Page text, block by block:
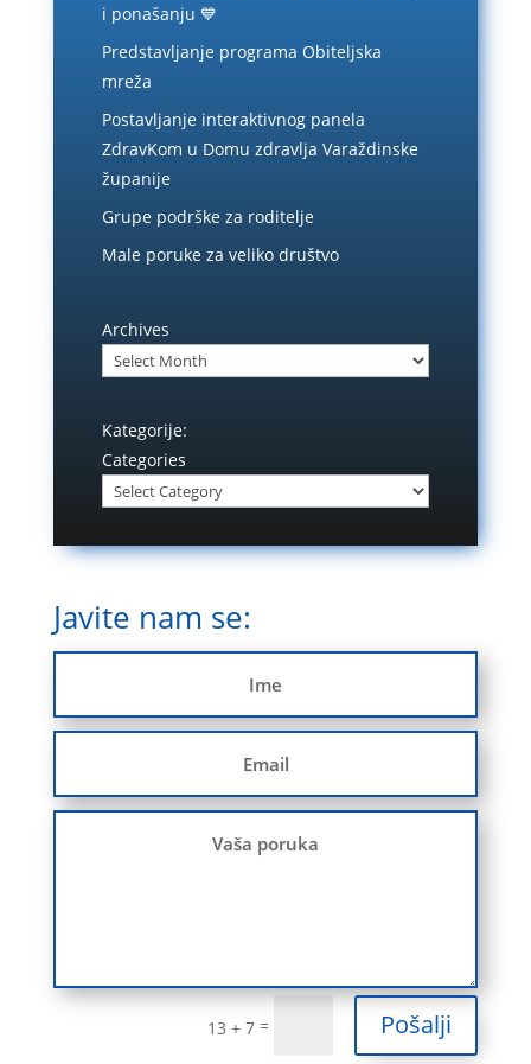
i ponašanju 💙
Predstavljanje programa Obiteljska
mreža
Postavljanje interaktivnog panela
ZdravKom u Domu zdravlja Varaždinske
županije
Grupe podrške za roditelje
Male poruke za veliko društvo
Archives
Kategorije:
Categories
Javite nam se:
13 + 7 = Pošalji